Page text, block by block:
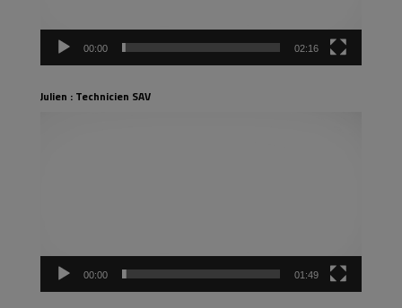
00:00 02:16
Julien : Technicien SAV
00:00 01:49